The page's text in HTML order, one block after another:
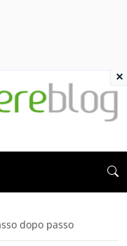
dopo passo
×